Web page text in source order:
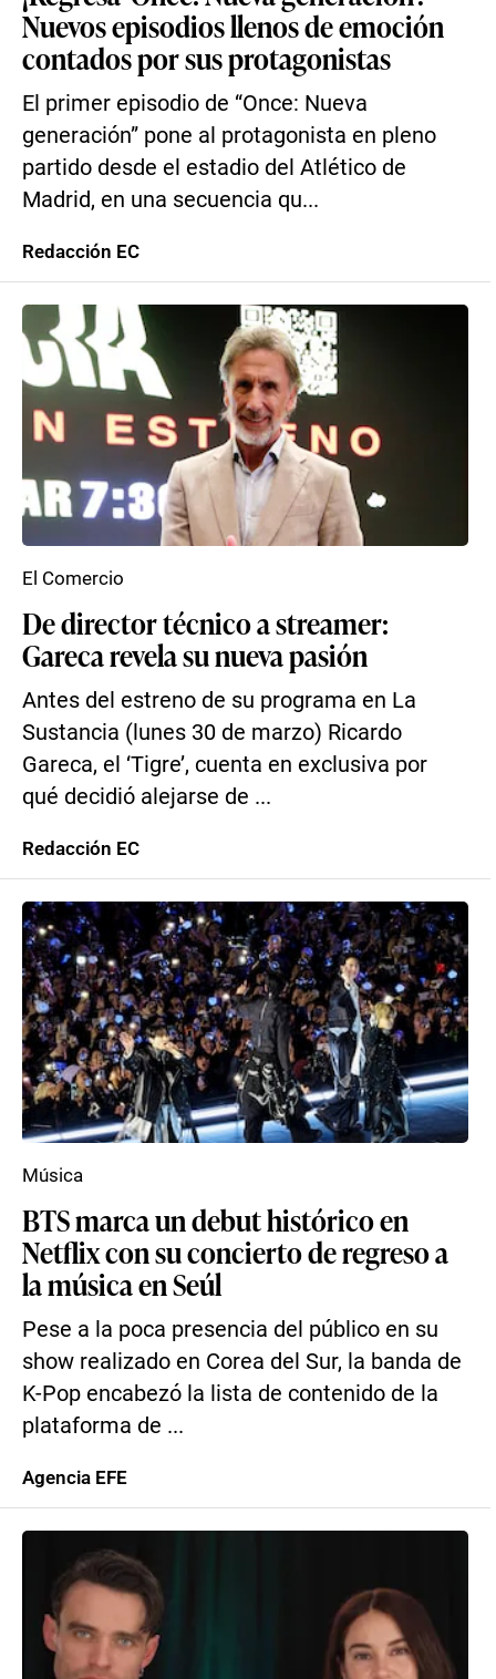
Nuevos episodios llenos de emoción
contados por sus protagonistas
El primer episodio de “Once: Nueva
generación” pone al protagonista en pleno
partido desde el estadio del Atlético de
Madrid, en una secuencia qu...
Redacción EC
De director técnico a streamer:
Gareca revela su nueva pasión
Antes del estreno de su programa en La
Sustancia (lunes 30 de marzo) Ricardo
Gareca, el ‘Tigre’, cuenta en exclusiva por
qué decidió alejarse de ...
El Comercio
Redacción EC
BTS marca un debut histórico en
Netflix con su concierto de regreso a
la música en Seúl
Pese a la poca presencia del público en su
show realizado en Corea del Sur, la banda de
K-Pop encabezó la lista de contenido de la
plataforma de ...
Música
Agencia EFE